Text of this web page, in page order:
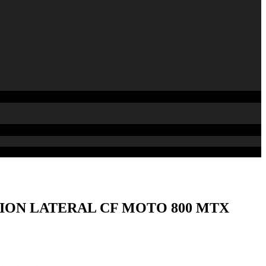
LATERAL CF MOTO 800 MTX